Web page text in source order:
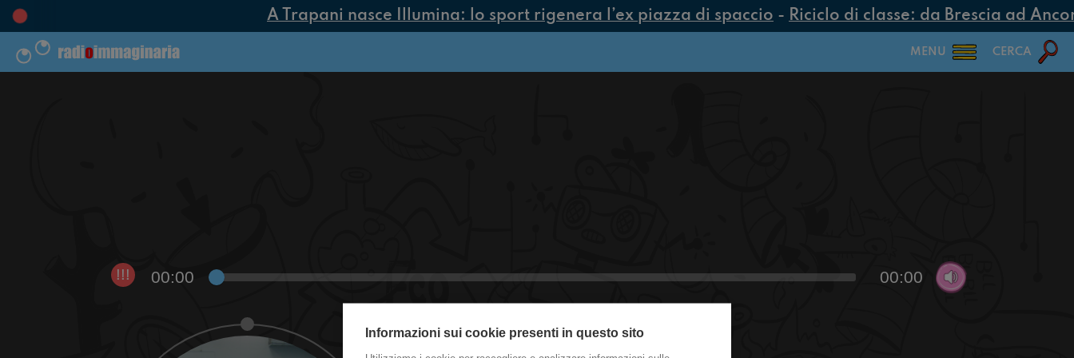
A Trapani nasce Illumina: lo sport rigenera l’ex piazza di spaccio- Riciclo di classe: da Brescia ad
MENU CERCA
!!! 00:00 00:00
Informazioni sui cookie presenti in questo sito